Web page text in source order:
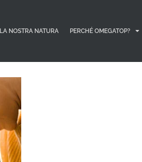
LA NOSTRA NATURA PERCHÉ OMEGATOP?